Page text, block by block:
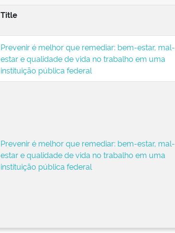
Title
Prevenir é melhor que remediar: bem-estar, mal-
estar e qualidade de vida no trabalho em uma
instituição pública federal
Prevenir é melhor que remediar: bem-estar, mal-
estar e qualidade de vida no trabalho em uma
instituição pública federal